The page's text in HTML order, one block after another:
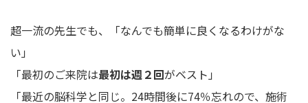
超一流の先生でも、「なんでも簡単に良くなるわけがな
い」
「最初のご来院は最初は週２回がベスト」
「最近の脳科学と同じ。24時間後に74％忘れので、施術